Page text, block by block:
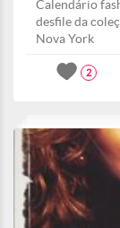
Calendário
desfile da
Nova York
2